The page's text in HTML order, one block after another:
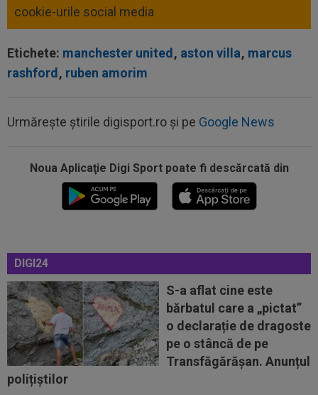
cookie-urile social media
Etichete: manchester united, aston villa, marcus
rashford, ruben amorim
Urmărește știrile digisport.ro și pe Google News
Noua Aplicaţie Digi Sport poate fi descărcată din
DIGI24
S-a aflat cine este
bărbatul care a „pictat”
o declarație de dragoste
pe o stâncă de pe
Transfăgărășan. Anunțul
polițiștilor
Unirea Slobozia - Gloria Bistrița, LIVE VIDEO,
18:00, DGS 1. Programul complet...
15:17 OFICIAL
Ionuț Radu va avea concurență
serioasă! Celta Vigo a oficializat transferul de...
15:16
Adrian Ilie a văzut transferul pus la cale de Gigi
Becali la FCSB și a spus-o...
14:55
Anunțul făcut de ANAD, la scurt timp după ce
Cosmin Matei a fost suspendat de...